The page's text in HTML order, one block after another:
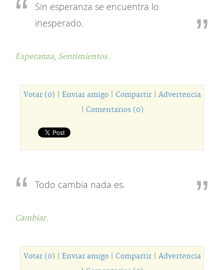
Sin esperanza se encuentra lo
inesperado.
Esperanza, Sentimientos.
Votar (0) Enviar amigo| Compartir| Advertencia
Comentarios (0)
Todo cambia nada es.
Cambiar.
Votar (0) Enviar amigo| Compartir| Advertencia